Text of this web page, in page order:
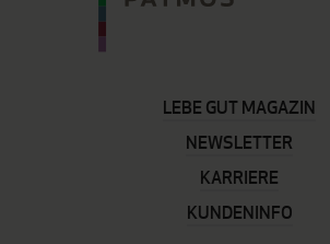
LEBE GUT MAGAZIN
NEWSLETTER
KARRIERE
KUNDENINFO